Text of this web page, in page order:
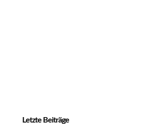
Letzte Beiträge